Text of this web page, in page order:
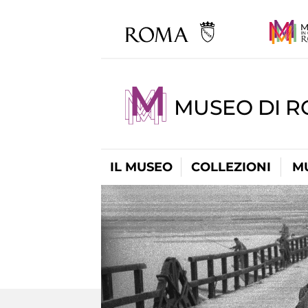
MUSEO DI
IL MUSEO COLLEZIONI